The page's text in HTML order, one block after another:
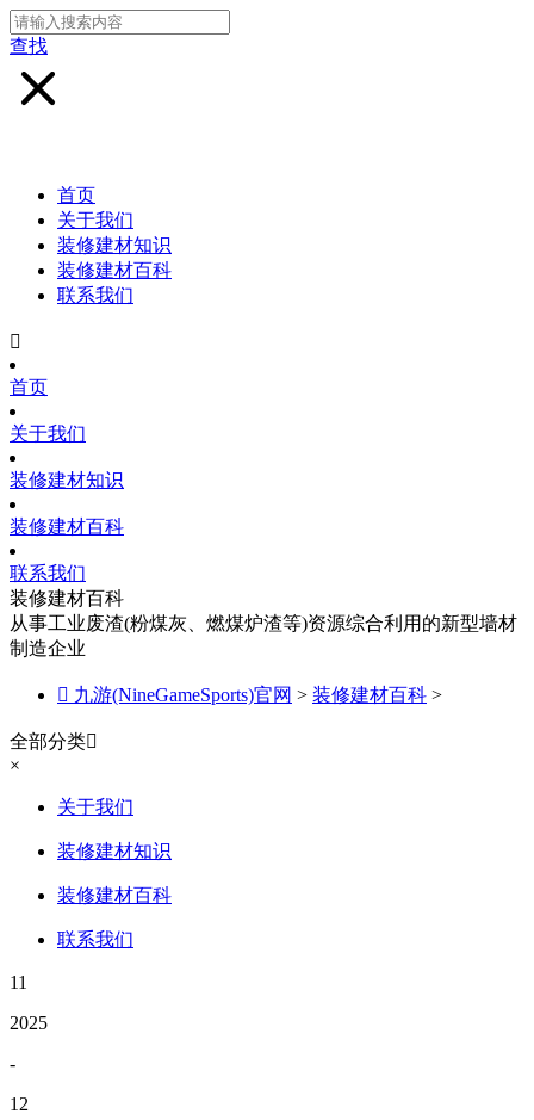
查找
首页
关于我们
装修建材知识
装修建材百科
联系我们

首页
关于我们
装修建材知识
装修建材百科
联系我们
装修建材百科
从事工业废渣(粉煤灰、燃煤炉渣等)资源综合利用的新型墙材
制造企业
 九游(NineGameSports)官网 > 装修建材百科 >
全部分类
×
关于我们
装修建材知识
装修建材百科
联系我们
11
2025
-
12